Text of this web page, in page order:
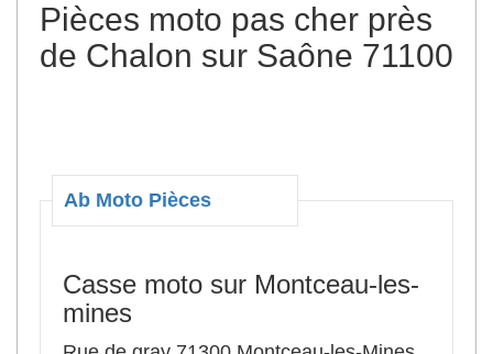
Pièces moto pas cher près
de Chalon sur Saône 71100
Ab Moto Pièces
Casse moto sur Montceau-les-
mines